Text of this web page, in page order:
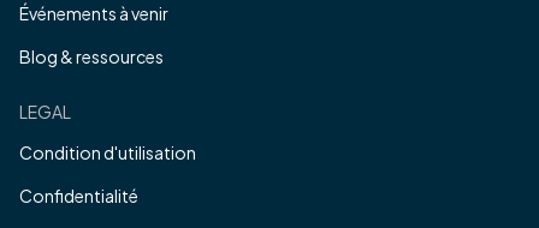
Événements à venir
Blog & ressources
LEGAL
Condition d'utilisation
Confidentialité